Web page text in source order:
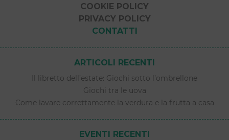
COOKIE POLICY
PRIVACY POLICY
CONTATTI
ARTICOLI RECENTI
Il libretto dell’estate: Giochi sotto l’ombrellone
Giochi tra le uova
Come lavare correttamente la verdura e la frutta a casa
EVENTI RECENTI